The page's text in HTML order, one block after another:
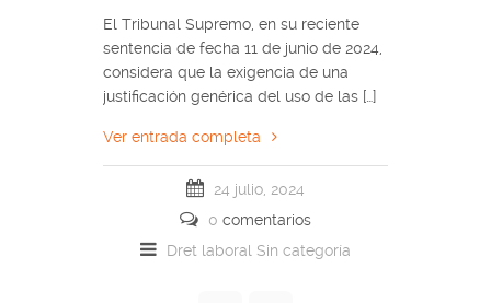
El Tribunal Supremo, en su reciente
sentencia de fecha 11 de junio de 2024,
considera que la exigencia de una
justificación genérica del uso de las […]
Ver entrada completa
24 julio, 2024
0 comentarios
Dret laboral Sin categoría